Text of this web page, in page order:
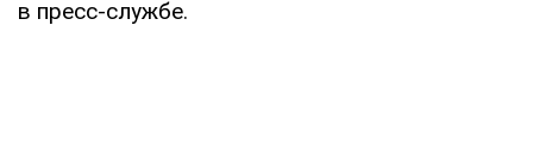
в пресс-службе.